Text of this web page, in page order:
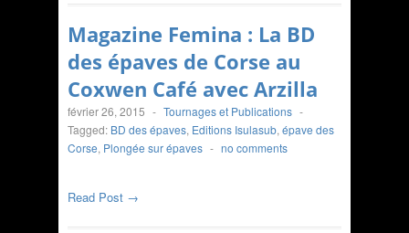
Magazine Femina : La BD
des épaves de Corse au
Coxwen Café avec Arzilla
février 26, 2015 - Tournages et Publications -
Tagged: BD des épaves, Editions Isulasub, épave des
Corse, Plongée sur épaves - no comments
Read Post →